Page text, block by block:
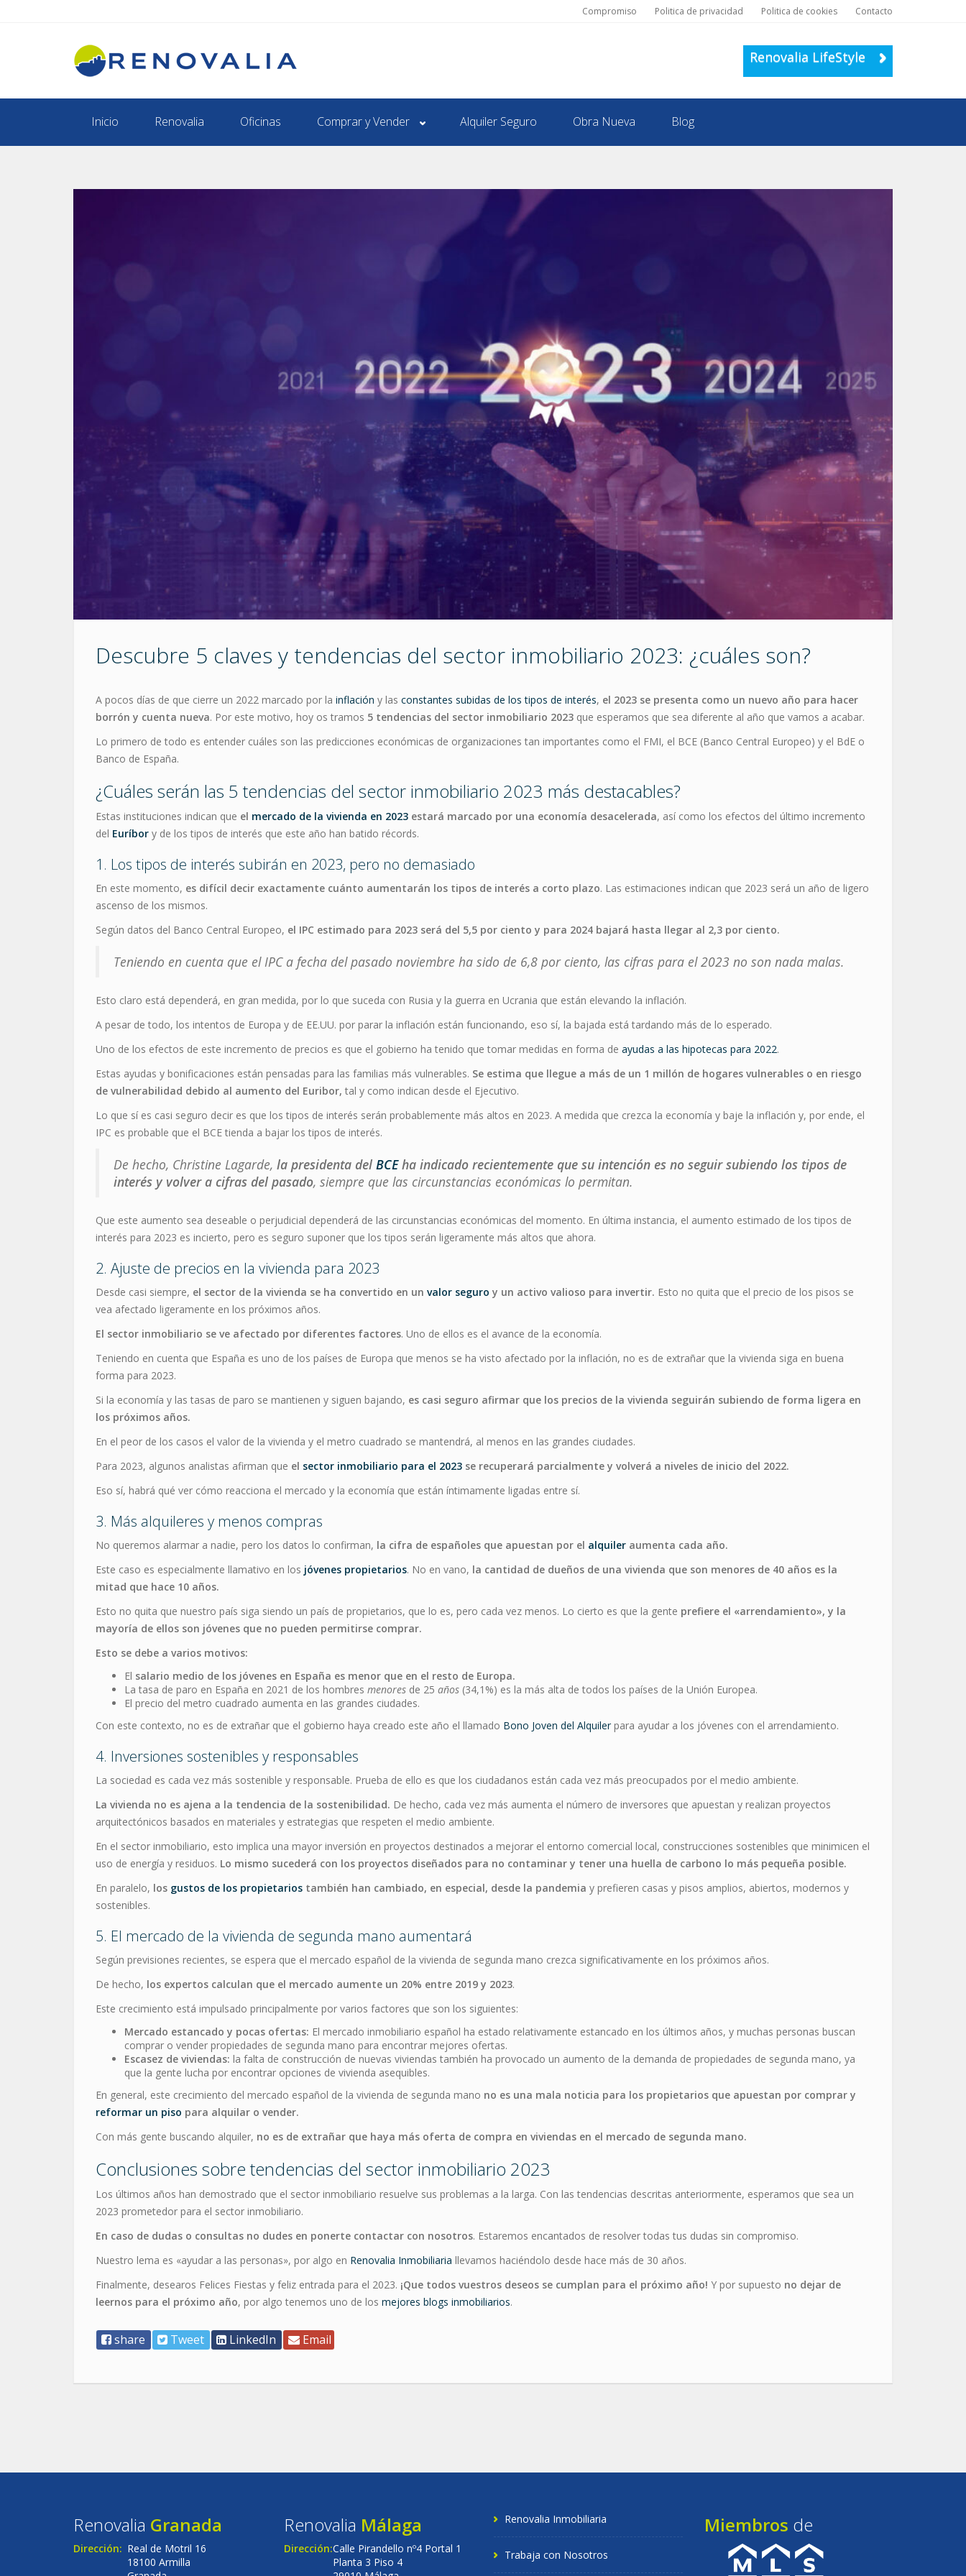
Compromiso Politica de privacidad Politica de cookies Contacto
Renovalia LifeStyle
Inicio Renovalia Oficinas Comprar y Vender Alquiler Seguro Obra Nueva Blog
Descubre 5 claves y tendencias del sector inmobiliario 2023: ¿cuáles son?
A pocos días de que cierre un 2022 marcado por la inflación y las constantes subidas de los tipos de interés, el 2023 se presenta como un nuevo año para hacer
borrón y cuenta nueva. Por este motivo, hoy os tramos 5 tendencias del sector inmobiliario 2023 que esperamos que sea diferente al año que vamos a acabar.
Lo primero de todo es entender cuáles son las predicciones económicas de organizaciones tan importantes como el FMI, el BCE (Banco Central Europeo) y el BdE o
Banco de España.
¿Cuáles serán las 5 tendencias del sector inmobiliario 2023 más destacables?
Estas instituciones indican que el mercado de la vivienda en 2023 estará marcado por una economía desacelerada, así como los efectos del último incremento
del Euríbor y de los tipos de interés que este año han batido récords.
1. Los tipos de interés subirán en 2023, pero no demasiado
En este momento, es difícil decir exactamente cuánto aumentarán los tipos de interés a corto plazo. Las estimaciones indican que 2023 será un año de ligero
ascenso de los mismos.
Según datos del Banco Central Europeo, el IPC estimado para 2023 será del 5,5 por ciento y para 2024 bajará hasta llegar al 2,3 por ciento.
Teniendo en cuenta que el IPC a fecha del pasado noviembre ha sido de 6,8 por ciento, las cifras para el 2023 no son nada malas.
Esto claro está dependerá, en gran medida, por lo que suceda con Rusia y la guerra en Ucrania que están elevando la inflación.
A pesar de todo, los intentos de Europa y de EE.UU. por parar la inflación están funcionando, eso sí, la bajada está tardando más de lo esperado.
Uno de los efectos de este incremento de precios es que el gobierno ha tenido que tomar medidas en forma de ayudas a las hipotecas para 2022.
Estas ayudas y bonificaciones están pensadas para las familias más vulnerables. Se estima que llegue a más de un 1 millón de hogares vulnerables o en riesgo
de vulnerabilidad debido al aumento del Euribor, tal y como indican desde el Ejecutivo.
Lo que sí es casi seguro decir es que los tipos de interés serán probablemente más altos en 2023. A medida que crezca la economía y baje la inflación y, por ende, el
IPC es probable que el BCE tienda a bajar los tipos de interés.
De hecho, Christine Lagarde, la presidenta del BCEha indicado recientemente que su intención es no seguir subiendo los tipos de
interés y volver a cifras del pasado, siempre que las circunstancias económicas lo permitan.
Que este aumento sea deseable o perjudicial dependerá de las circunstancias económicas del momento. En última instancia, el aumento estimado de los tipos de
interés para 2023 es incierto, pero es seguro suponer que los tipos serán ligeramente más altos que ahora.
2. Ajuste de precios en la vivienda para 2023
Desde casi siempre, el sector de la vivienda se ha convertido en un valor seguro y un activo valioso para invertir. Esto no quita que el precio de los pisos se
vea afectado ligeramente en los próximos años.
El sector inmobiliario se ve afectado por diferentes factores. Uno de ellos es el avance de la economía.
Teniendo en cuenta que España es uno de los países de Europa que menos se ha visto afectado por la inflación, no es de extrañar que la vivienda siga en buena
forma para 2023.
Si la economía y las tasas de paro se mantienen y siguen bajando, es casi seguro afirmar que los precios de la vivienda seguirán subiendo de forma ligera en
los próximos años.
En el peor de los casos el valor de la vivienda y el metro cuadrado se mantendrá, al menos en las grandes ciudades.
Para 2023, algunos analistas afirman que el sector inmobiliario para el 2023 se recuperará parcialmente y volverá a niveles de inicio del 2022.
Eso sí, habrá qué ver cómo reacciona el mercado y la economía que están íntimamente ligadas entre sí.
3. Más alquileres y menos compras
No queremos alarmar a nadie, pero los datos lo confirman, la cifra de españoles que apuestan por el alquiler aumenta cada año.
Este caso es especialmente llamativo en los jóvenes propietarios. No en vano, la cantidad de dueños de una vivienda que son menores de 40 años es la
mitad que hace 10 años.
Esto no quita que nuestro país siga siendo un país de propietarios, que lo es, pero cada vez menos. Lo cierto es que la gente prefiere el «arrendamiento», y la
mayoría de ellos son jóvenes que no pueden permitirse comprar.
Esto se debe a varios motivos:
El salario medio de los jóvenes en España es menor que en el resto de Europa.
La tasa de paro en España en 2021 de los hombres menores de 25 años (34,1%) es la más alta de todos los países de la Unión Europea.
El precio del metro cuadrado aumenta en las grandes ciudades.
Con este contexto, no es de extrañar que el gobierno haya creado este año el llamado Bono Joven del Alquilerpara ayudar a los jóvenes con el arrendamiento.
4. Inversiones sostenibles y responsables
La sociedad es cada vez más sostenible y responsable. Prueba de ello es que los ciudadanos están cada vez más preocupados por el medio ambiente.
La vivienda no es ajena a la tendencia de la sostenibilidad. De hecho, cada vez más aumenta el número de inversores que apuestan y realizan proyectos
arquitectónicos basados en materiales y estrategias que respeten el medio ambiente.
En el sector inmobiliario, esto implica una mayor inversión en proyectos destinados a mejorar el entorno comercial local, construcciones sostenibles que minimicen el
uso de energía y residuos. Lo mismo sucederá con los proyectos diseñados para no contaminar y tener una huella de carbono lo más pequeña posible.
En paralelo, los gustos de los propietarios también han cambiado, en especial, desde la pandemia y prefieren casas y pisos amplios, abiertos, modernos y
sostenibles.
5. El mercado de la vivienda de segunda mano aumentará
Según previsiones recientes, se espera que el mercado español de la vivienda de segunda mano crezca significativamente en los próximos años.
De hecho, los expertos calculan que el mercado aumente un 20% entre 2019 y 2023.
Este crecimiento está impulsado principalmente por varios factores que son los siguientes:
Mercado estancado y pocas ofertas: El mercado inmobiliario español ha estado relativamente estancado en los últimos años, y muchas personas buscan
comprar o vender propiedades de segunda mano para encontrar mejores ofertas.
Escasez de viviendas: la falta de construcción de nuevas viviendas también ha provocado un aumento de la demanda de propiedades de segunda mano, ya
que la gente lucha por encontrar opciones de vivienda asequibles.
En general, este crecimiento del mercado español de la vivienda de segunda mano no es una mala noticia para los propietarios que apuestan por comprar y
reformar un piso para alquilar o vender.
Con más gente buscando alquiler, no es de extrañar que haya más oferta de compra en viviendas en el mercado de segunda mano.
Conclusiones sobre tendencias del sector inmobiliario 2023
Los últimos años han demostrado que el sector inmobiliario resuelve sus problemas a la larga. Con las tendencias descritas anteriormente, esperamos que sea un
2023 prometedor para el sector inmobiliario.
En caso de dudas o consultas no dudes en ponerte contactar con nosotros. Estaremos encantados de resolver todas tus dudas sin compromiso.
Nuestro lema es «ayudar a las personas», por algo en Renovalia Inmobiliaria llevamos haciéndolo desde hace más de 30 años.
Finalmente, desearos Felices Fiestas y feliz entrada para el 2023. ¡Que todos vuestros deseos se cumplan para el próximo año! Y por supuesto no dejar de
leernos para el próximo año, por algo tenemos uno de los mejores blogs inmobiliarios.
share Tweet LinkedIn Email
Renovalia Granada
Dirección: Real de Motril 16
18100 Armilla
Renovalia Málaga
Dirección:Calle Pirandello nº4 Portal 1
Planta 3 Piso 4
Renovalia Inmobiliaria
Trabaja con Nosotros
Miembros de